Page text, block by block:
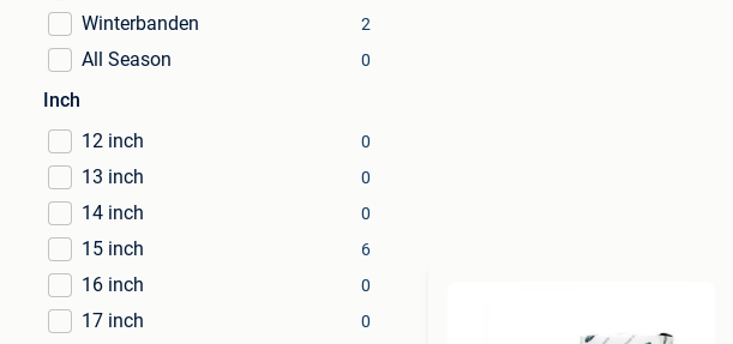
Winterbanden 2
All Season 0
Inch
12 inch
0
13 inch 0
14 inch 0
15 inch 6
16 inch 0
17 inch 0